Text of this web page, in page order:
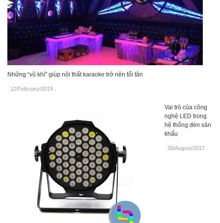
Những “vũ khí” giúp nội thất karaoke trở nên tối tân
12/February/2019
Vai trò của công
nghệ LED trong
hệ thống đèn sân
khấu
30/August/2017